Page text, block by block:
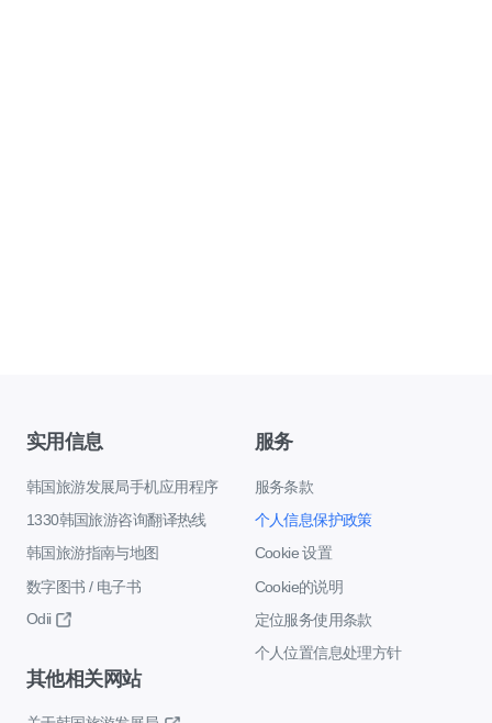
实用信息
韩国旅游发展局手机应用程序
1330韩国旅游咨询翻译热线
韩国旅游指南与地图
数字图书 / 电子书
Odii
服务
服务条款
个人信息保护政策
Cookie 设置
Cookie的说明
定位服务使用条款
个人位置信息处理方针
其他相关网站